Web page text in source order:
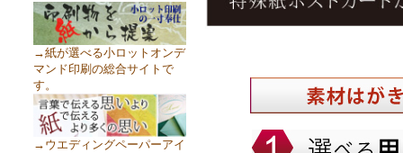
→紙が選べる小ロットオンデ
マンド印刷の総合サイトで
す。
→ウエディングペーパーアイ